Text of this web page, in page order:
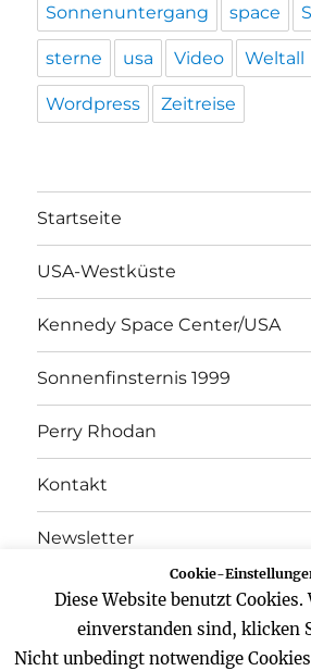
Sonnenuntergang space
sterne usa Video Weltall
Wordpress Zeitreise
Startseite
USA-Westküste
Kennedy Space Center/USA
Sonnenfinsternis 1999
Perry Rhodan
Kontakt
Newsletter
Datenschutz
Cookie-
Diese Website benutzt Cookies.
einverstanden sind, klicken
Nicht unbedingt notwendige